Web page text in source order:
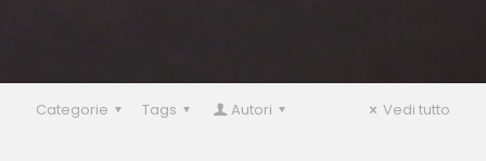
Categorie Tags Autori Vedi tutto